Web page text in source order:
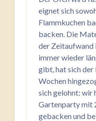
eignet sich
Flammkuchen
backen. Die
der Zeitaufwand
immer wieder
gibt, hat sich der
Wochen
sich gelohnt: wir
Gartenparty mit
gebacken und